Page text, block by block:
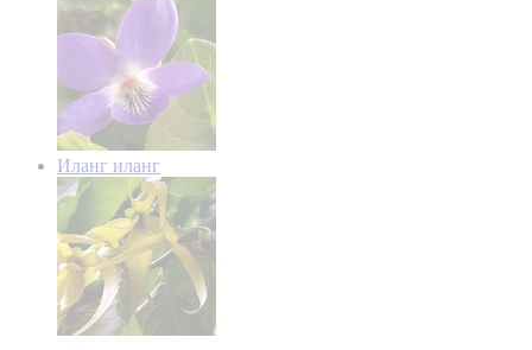
Иланг иланг